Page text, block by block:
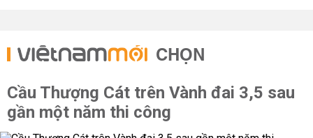
CHỌN
Cầu Thượng Cát trên Vành đai 3,5 sau
gần một năm thi công